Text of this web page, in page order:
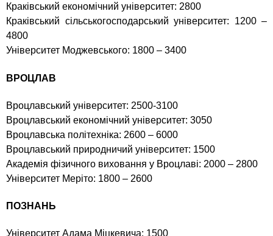
Краківський економічний університет: 2800
Краківський сільськогосподарський університет: 1200 –
4800
Університет Моджевського: 1800 – 3400
ВРОЦЛАВ
Вроцлавський університет: 2500-3100
Вроцлавський економічний університет: 3050
Вроцлавська політехніка: 2600 – 6000
Вроцлавський природничий університет: 1500
Академія фізичного виховання у Вроцлаві: 2000 – 2800
Університет Меріто: 1800 – 2600
ПОЗНАНЬ
Університет Адама Міцкевича: 1500